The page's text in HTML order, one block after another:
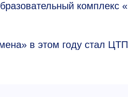
комплекс
в этом году стал